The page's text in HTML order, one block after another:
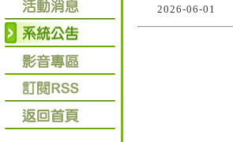
2026-06-01